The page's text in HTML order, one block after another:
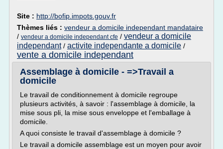
Site : http://bofip.impots.gouv.fr
Thèmes liés : vendeur a domicile independant mandataire
/ vendeur a domicile independant cfe / vendeur a domicile
independant/ activite independante a domicile /
vente a domicile independant
Assemblage à domicile - =>Travail a
domicile
Le travail de conditionnement à domicile regroupe
plusieurs activités, à savoir : l'assemblage à domicile, la
mise sous pli, la mise sous enveloppe et l'emballage à
domicile.
A quoi consiste le travail d'assemblage à domicile ?
Le travail a domicile assemblage est un moyen pour avoir